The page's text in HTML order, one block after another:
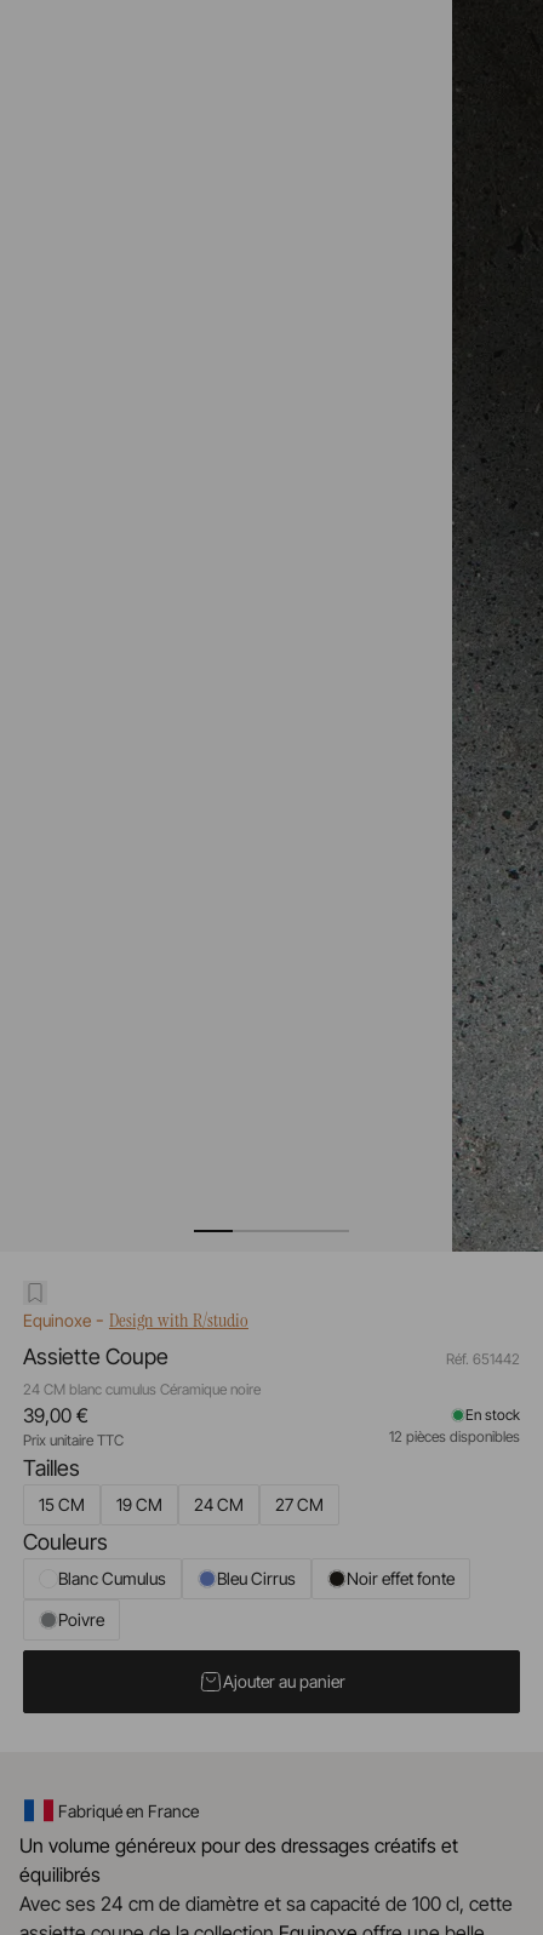
Equinoxe- Design with R/studio
Assiette Coupe
24 CM blanc cumulus Céramique noire
Réf. 651442
Tailles
15 CM 19 CM 24 CM 27 CM
Couleurs
Blanc Cumulus Bleu Cirrus
Noir effet fonte
Poivre
39,00 €
Prix unitaire TTC
En stock
12 pièces disponibles
Ajouter au panier
Fabriqué en France
Un volume généreux pour des dressages créatifs et
équilibrés
Avec ses 24 cm de diamètre et sa capacité de 100 cl, cette